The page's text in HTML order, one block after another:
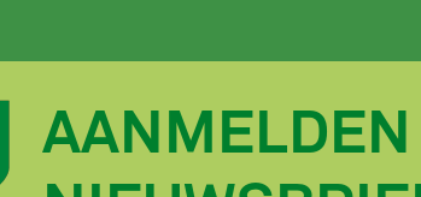
AANMELDEN